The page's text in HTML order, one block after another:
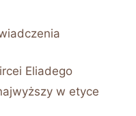
Eliadego
w etyce